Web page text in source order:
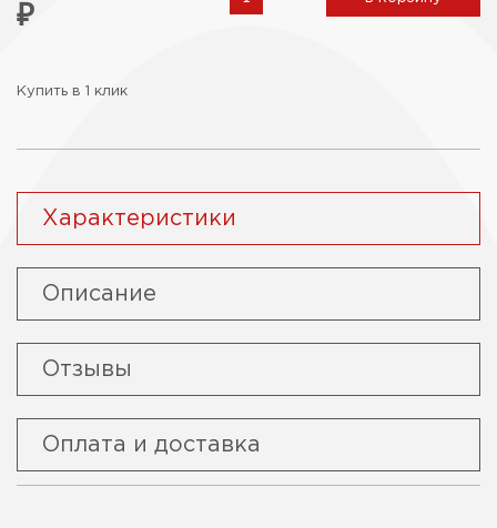
₽
Купить в 1 клик
Характеристики
Описание
Отзывы
Оплата и доставка